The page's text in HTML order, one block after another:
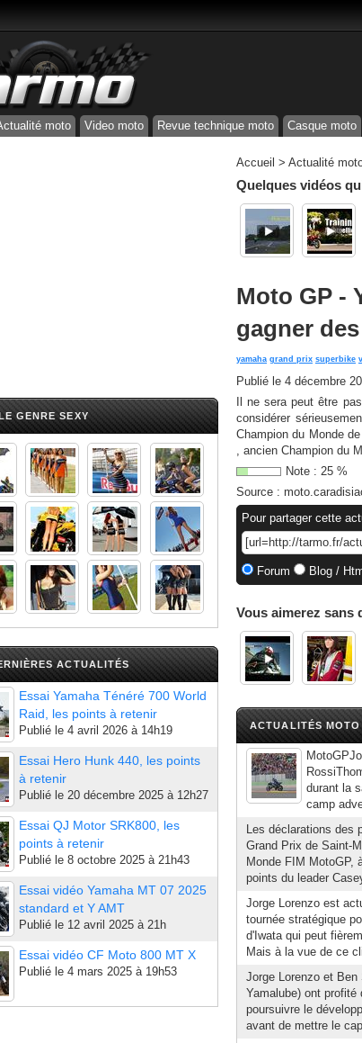
moto Video moto Revue technique moto Casque moto
GENRE SEXY
ACTUALITÉS
Essai Yamaha Ténéré 700 World
Raid, les points à retenir
Publié le 4 avril 2026 à 14h19
Essai Hero Hunk 440, les points
à retenir
Publié le 20 décembre 2025 à 12h27
Essai QJ Motor SRK800, les
points à retenir
Publié le 8 octobre 2025 à 21h43
Essai vidéo Yamaha MT 07 2025
standard et Y AMT
Publié le 12 avril 2025 à 21h
Essai vidéo CF Moto 800 MT X
Publié le 4 mars 2025 à 19h53
Accueil > Actualité
Quelques vidéos
Moto GP -
gagner
yamaha grand prix superbike
Publié le 4 décembre
Il ne sera peut être
considérer
Champion du Monde
, ancien Champion du
Note : 25 %
Source :
Pour partager cette
Forum Blog /
Vous aimerez sans
ACTUALITÉS
durant la
camp
Les déclarations des
Grand Prix de Saint-
Monde FIM MotoGP,
points du leader
Jorge Lorenzo est
tournée stratégique
d'Iwata qui peut
Mais à la vue de ce
Jorge Lorenzo et Ben
Yamalube) ont profité
poursuivre le
avant de mettre le